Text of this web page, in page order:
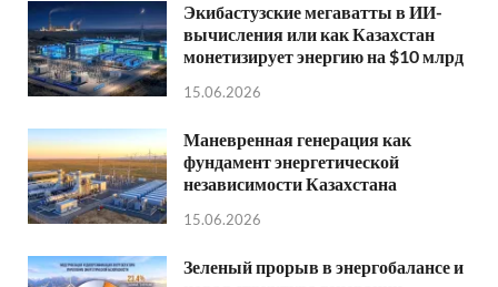
Экибастузские мегаватты в ИИ-
вычисления или как Казахстан
монетизирует энергию на $10 млрд
15.06.2026
Маневренная генерация как
фундамент энергетической
независимости Казахстана
15.06.2026
Зеленый прорыв в энергобалансе и